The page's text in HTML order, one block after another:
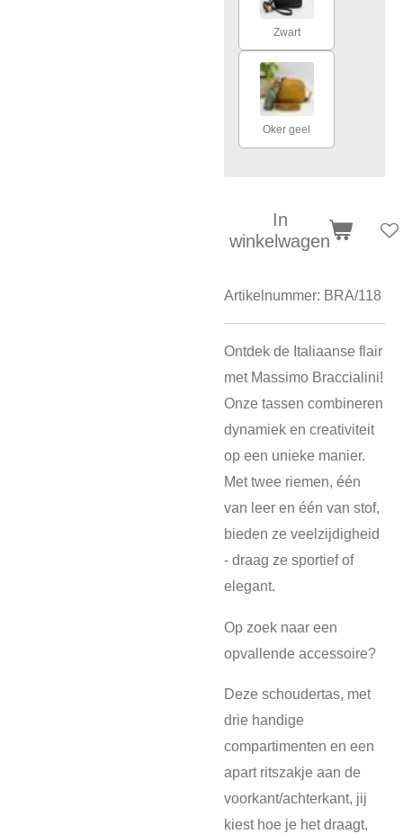
Zwart
Oker geel
In
winkelwagen
Artikelnummer: BRA/118
Ontdek de Italiaanse flair
met Massimo Braccialini!
Onze tassen combineren
dynamiek en creativiteit
op een unieke manier.
Met twee riemen, één
van leer en één van stof,
bieden ze veelzijdigheid
- draag ze sportief of
elegant.
Op zoek naar een
opvallende accessoire?
Deze schoudertas, met
drie handige
compartimenten en een
apart ritszakje aan de
voorkant/achterkant, jij
kiest hoe je het draagt,